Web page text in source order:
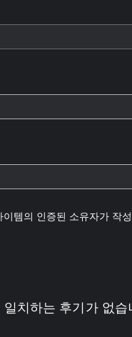
템의 인증된 소유자가 작
일치하는 후기가 없